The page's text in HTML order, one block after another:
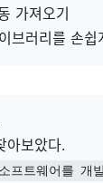
가져오기
브러리를 손쉽
아보았다.
프트웨어를 개